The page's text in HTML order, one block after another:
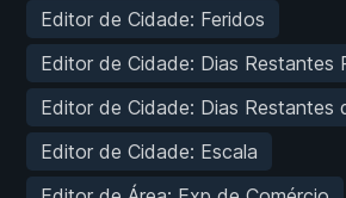
Editor de Cidade: Feridos
Editor de Cidade: Dias Restantes
Editor de Cidade: Dias Restantes
Editor de Cidade: Escala